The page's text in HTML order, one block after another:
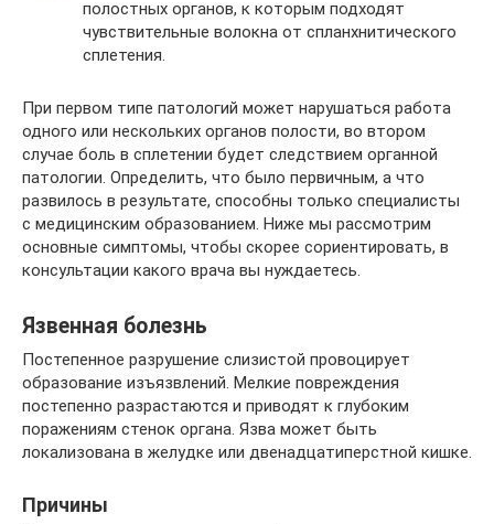
полостных органов, к которым подходят
чувствительные волокна от спланхнитического
сплетения.
При первом типе патологий может нарушаться работа
одного или нескольких органов полости, во втором
случае боль в сплетении будет следствием органной
патологии. Определить, что было первичным, а что
развилось в результате, способны только специалисты
с медицинским образованием. Ниже мы рассмотрим
основные симптомы, чтобы скорее сориентировать, в
консультации какого врача вы нуждаетесь.
Язвенная болезнь
Постепенное разрушение слизистой провоцирует
образование изъязвлений. Мелкие повреждения
постепенно разрастаются и приводят к глубоким
поражениям стенок органа. Язва может быть
локализована в желудке или двенадцатиперстной кишке.
Причины